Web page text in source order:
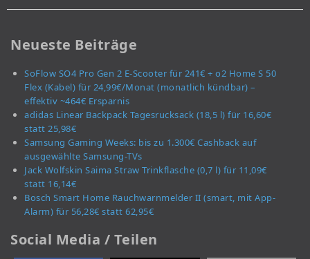
Neueste Beiträge
SoFlow SO4 Pro Gen 2 E-Scooter für 241€ + o2 Home S 50
Flex (Kabel) für 24,99€/Monat (monatlich kündbar) –
effektiv ~464€ Ersparnis
adidas Linear Backpack Tagesrucksack (18,5 l) für 16,60€
statt 25,98€
Samsung Gaming Weeks: bis zu 1.300€ Cashback auf
ausgewählte Samsung-TVs
Jack Wolfskin Saima Straw Trinkflasche (0,7 l) für 11,09€
statt 16,14€
Bosch Smart Home Rauchwarnmelder II (smart, mit App-
Alarm) für 56,28€ statt 62,95€
Social Media / Teilen